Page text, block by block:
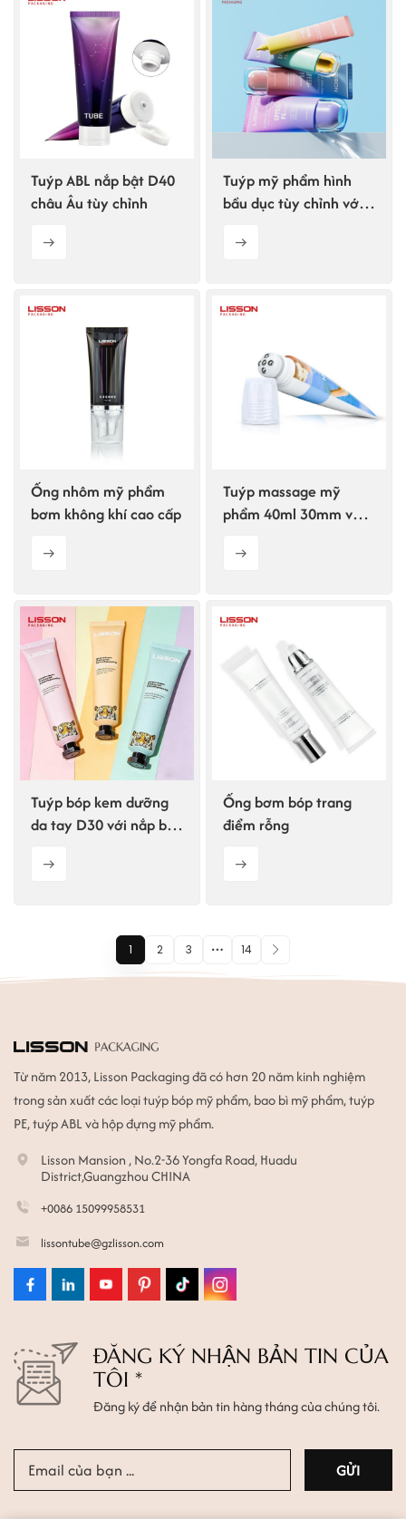
Tuýp ABL nắp bật D40
châu Âu tùy chỉnh
Tuýp mỹ phẩm hình
bầu dục tùy chỉnh với
Ống nhôm mỹ phẩm
bơm không khí cao cấp
Tuýp massage mỹ
phẩm 40ml 30mm với
đầu có thể gắn thêm
Tuýp bóp kem dưỡng
da tay D30 với nắp bát
Ống bơm bóp trang
điểm rỗng
1 2 3 14
Từ năm 2013, Lisson Packaging đã có hơn 20 năm kinh nghiệm
trong sản xuất các loại tuýp bóp mỹ phẩm, bao bì mỹ phẩm, tuýp
PE, tuýp ABL và hộp đựng mỹ phẩm.
Lisson Mansion , No.2-36 Yongfa Road, Huadu
District,Guangzhou CHINA
+0086 15099958531
lissontube@gzlisson.com
ĐĂNG KÝ NHẬN BẢN TIN CỦA
TÔI *
Đăng ký để nhận bản tin hàng tháng của chúng tôi.